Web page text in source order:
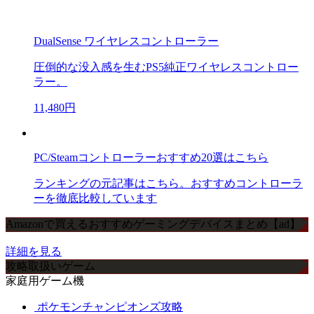
DualSense ワイヤレスコントローラー
圧倒的な没入感を生むPS5純正ワイヤレスコントロー
ラー。
11,480円
PC/Steamコントローラーおすすめ20選はこちら
ランキングの元記事はこちら。おすすめコントローラ
ーを徹底比較しています
Amazonで買えるおすすめゲーミングデバイスまとめ【ad】
詳細を見る
攻略取扱いゲーム
家庭用ゲーム機
ポケモンチャンピオンズ攻略